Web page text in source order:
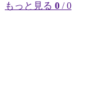
もっと見る 0 / 0